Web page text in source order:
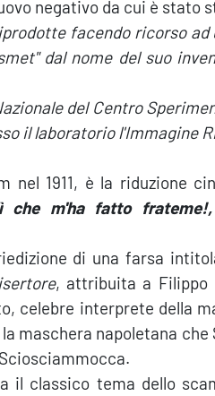
negativo da cui è stato
facendo ricorso
dal nome del suo
del Centro
il laboratorio l'Immagine
nel 1911, è la riduzione
che m'ha fatto frateme!,
di una farsa
, attribuita a Filippo
celebre interprete della
maschera napoletana
il classico tema dello